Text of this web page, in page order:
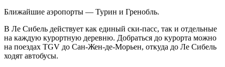
Ближайшие аэропорты — Турин и Гренобль.
В Ле Сибель действует как единый ски-пасс, так и отдельные
на каждую курортную деревню. Добраться до курорта можно
на поездах TGV до Сан-Жен-де-Морьен, откуда до Ле Сибель
ходят автобусы.